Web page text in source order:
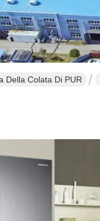
Della Colata Di PUR